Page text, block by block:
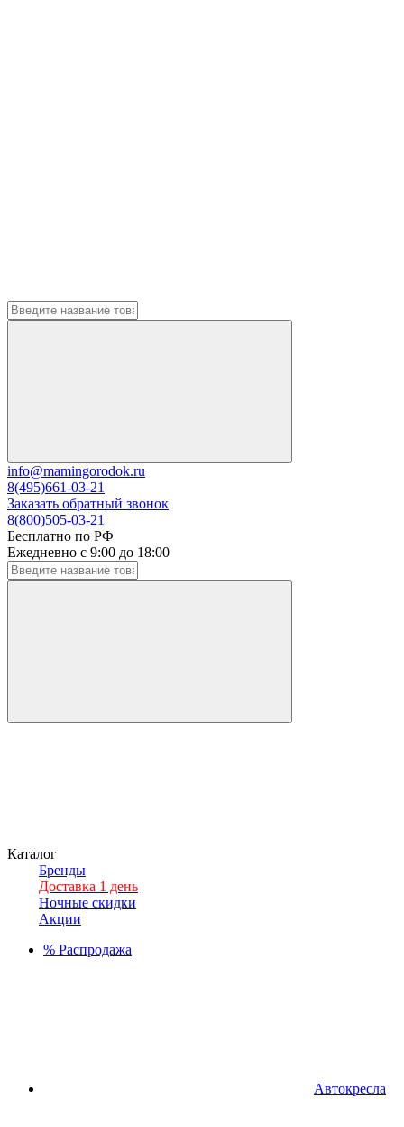
info@mamingorodok.ru
8(495)661-03-21
Заказать обратный звонок
8(800)505-03-21
Бесплатно по РФ
Ежедневно с 9:00 до 18:00
Каталог
Бренды
Доставка 1 день
Ночные скидки
Акции
% Распродажа
Автокресла